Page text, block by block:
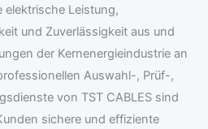
Leistung,
und Zuverlässigkeit aus und
der Kernenergieindustrie an
Auswahl-, Prüf-,
von TST CABLES sind
sichere und effiziente